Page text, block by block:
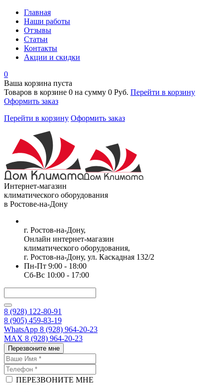
Главная
Наши работы
Отзывы
Статьи
Контакты
Акции и скидки
0
Ваша корзина пуста
Товаров в корзине 0 на сумму 0 Руб. Перейти в корзину
Оформить заказ
Перейти в корзину Оформить заказ
Интернет-магазин
климатического оборудования
в Ростове-на-Дону
г. Ростов-на-Дону,
Онлайн интернет-магазин
климатического оборудования,
г. Ростов-на-Дону, ул. Каскадная 132/2
Пн-Пт 9:00 - 18:00
Сб-Вс 10:00 - 17:00
8 (928) 122-80-91
8 (905) 459-83-19
WhatsApp 8 (928) 964-20-23
MAX 8 (928) 964-20-23
Перезвоните мне
ПЕРЕЗВОНИТЕ МНЕ